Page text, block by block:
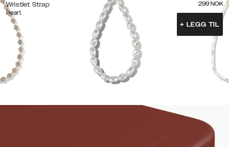
Wristlet Strap
Pearl
299 NOK
+ LEGG TIL